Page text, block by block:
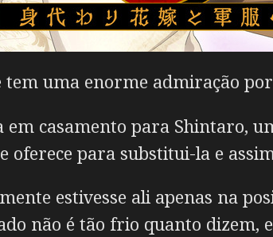
tem uma enorme admiração
casamento para Shintaro,
oferece para substitui-la e
estivesse ali apenas na
não é tão frio quanto dizem,